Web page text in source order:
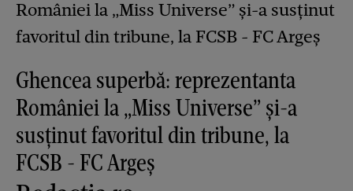
Ghencea superbă: reprezentanta
României la „Miss Universe” și-a
susținut favoritul din tribune, la
FCSB - FC Argeș